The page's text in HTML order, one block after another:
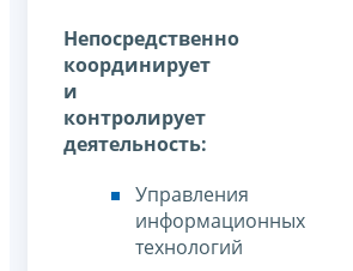
Непосредственно
координирует
и
контролирует
деятельность:
Управления
информационных
технологий